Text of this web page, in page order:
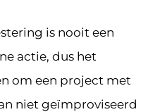
is nooit een
actie, dus het
om een project met
niet geïmproviseerd